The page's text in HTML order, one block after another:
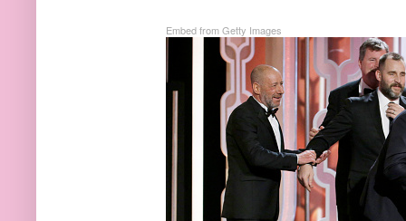
Embed from Getty Images